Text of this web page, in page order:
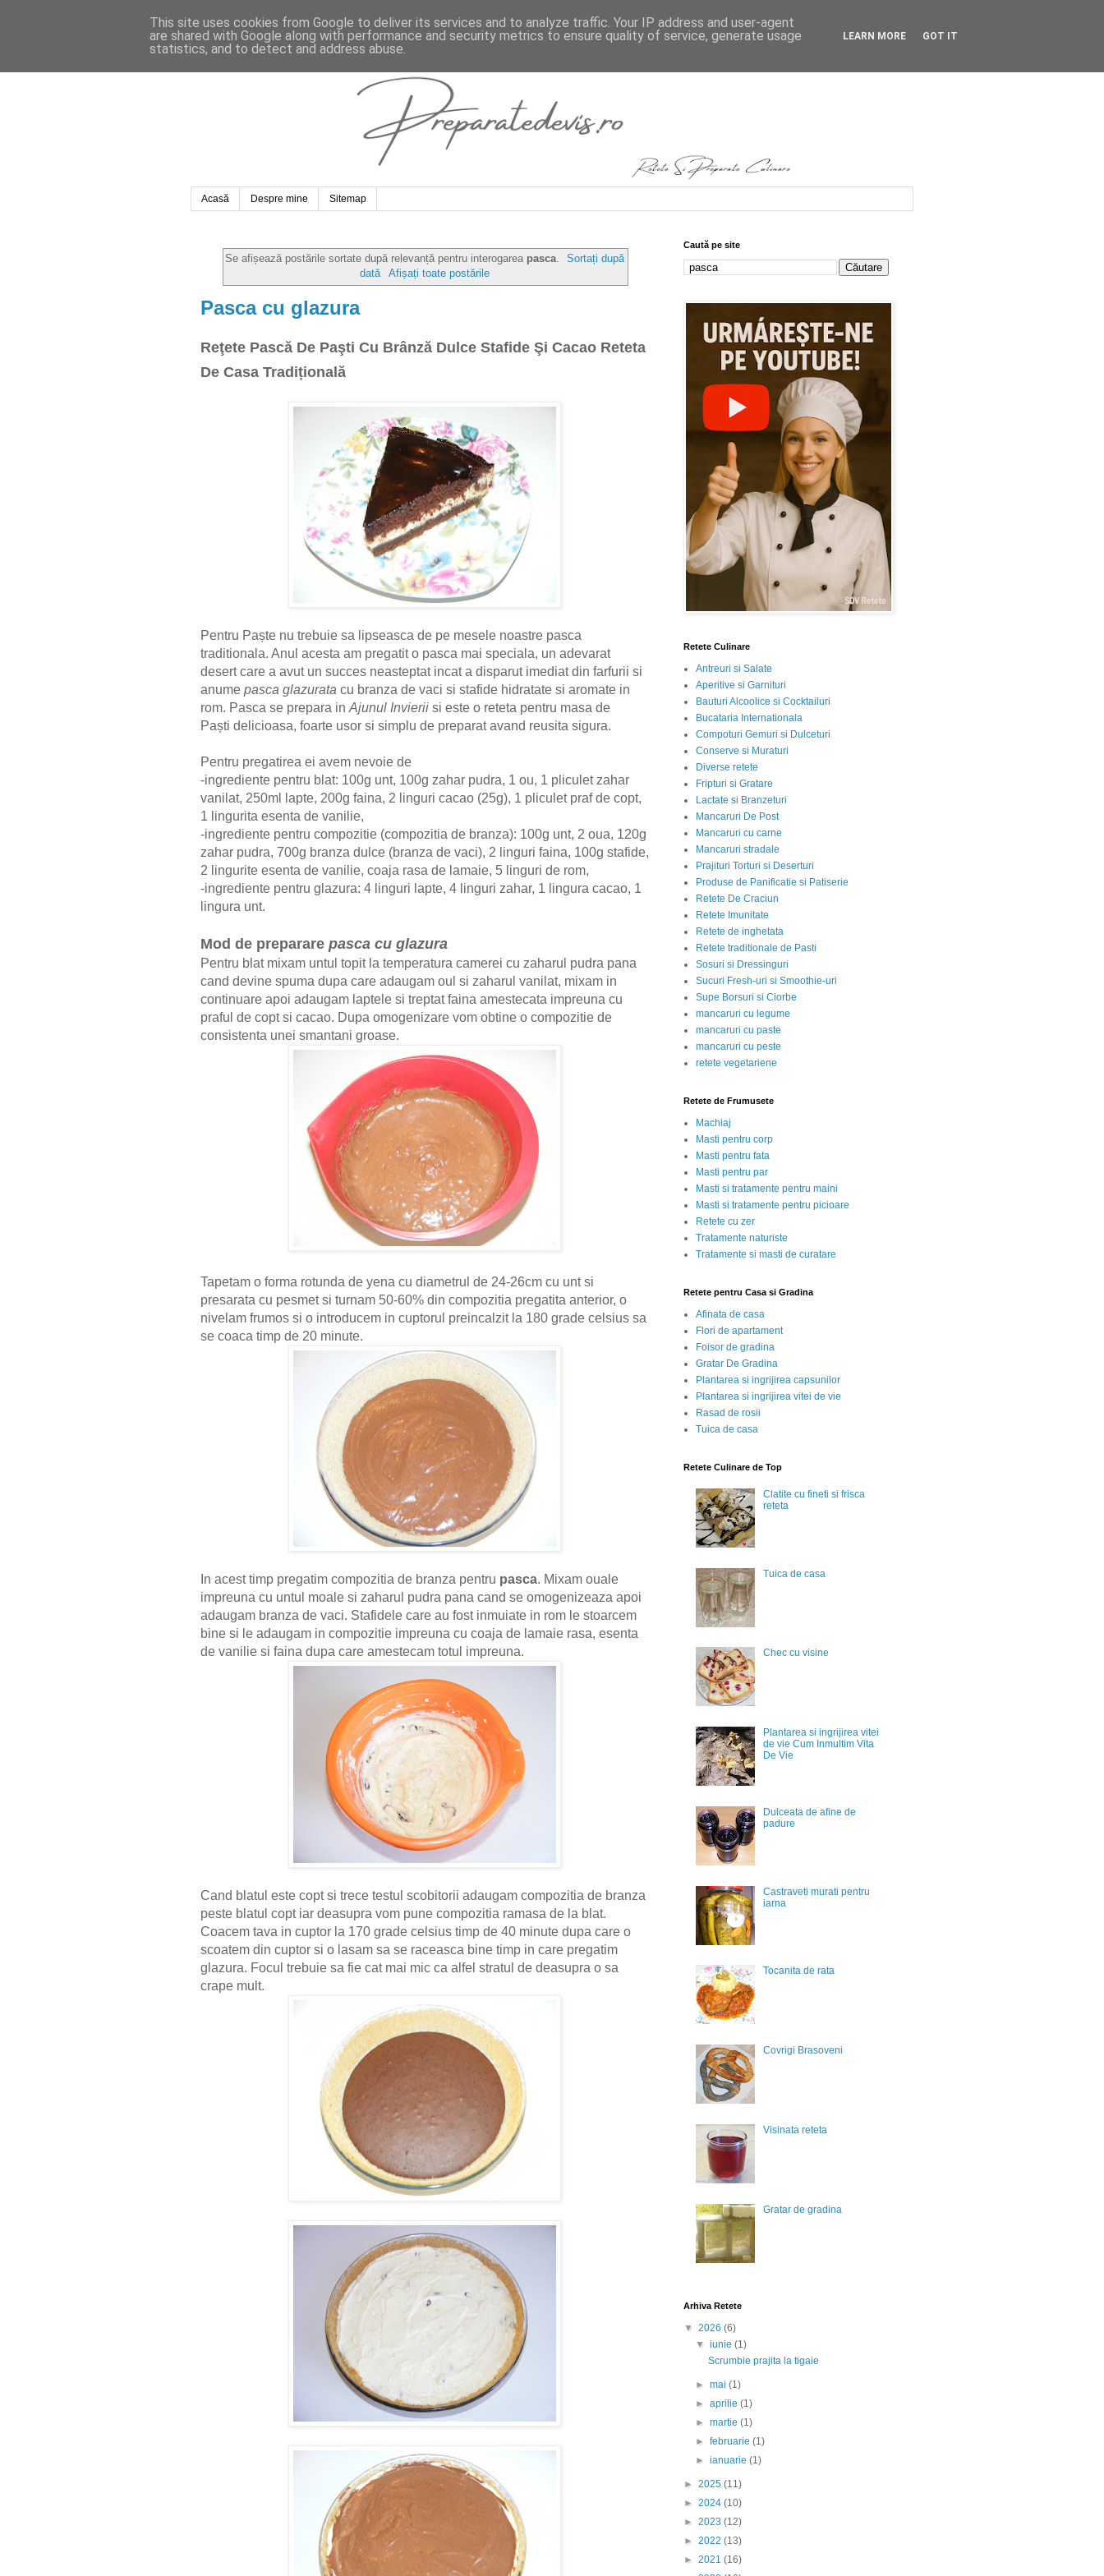
Acasă Despre mine Sitemap
Se afișează postările sortate după relevanță pentru interogarea pasca.
Sortați după
dată
Afișați toate postările
Pasca cu glazura
Reţete Pască De Paşti Cu Brânză Dulce Stafide Şi Cacao Reteta
De Casa Tradițională
Pentru Paște nu trebuie sa lipseasca de pe mesele noastre pasca
traditionala. Anul acesta am pregatit o pasca mai speciala, un adevarat
desert care a avut un succes neasteptat incat a disparut imediat din farfurii si
anume pasca glazurata cu branza de vaci si stafide hidratate si aromate in
rom. Pasca se prepara inAjunul Invierii si este o reteta pentru masa de
Paști delicioasa, foarte usor si simplu de preparat avand reusita sigura.
Pentru pregatirea ei avem nevoie de
-ingrediente pentru blat: 100g unt, 100g zahar pudra, 1 ou, 1 pliculet zahar
vanilat, 250ml lapte, 200g faina, 2 linguri cacao (25g), 1 pliculet praf de copt,
1 lingurita esenta de vanilie,
-ingrediente pentru compozitie (compozitia de branza): 100g unt, 2 oua, 120g
zahar pudra, 700g branza dulce (branza de vaci), 2 linguri faina, 100g stafide,
2 lingurite esenta de vanilie, coaja rasa de lamaie, 5 linguri de rom,
-ingrediente pentru glazura: 4 linguri lapte, 4 linguri zahar, 1 lingura cacao, 1
lingura unt.
Mod de preparare pasca cu glazura
Pentru blat mixam untul topit la temperatura camerei cu zaharul pudra pana
cand devine spuma dupa care adaugam oul si zaharul vanilat, mixam in
continuare apoi adaugam laptele si treptat faina amestecata impreuna cu
praful de copt si cacao. Dupa omogenizare vom obtine o compozitie de
consistenta unei smantani groase.
Tapetam o forma rotunda de yena cu diametrul de 24-26cm cu unt si
presarata cu pesmet si turnam 50-60% din compozitia pregatita anterior, o
nivelam frumos si o introducem in cuptorul preincalzit la 180 grade celsius sa
se coaca timp de 20 minute.
In acest timp pregatim compozitia de branza pentru pasca. Mixam ouale
impreuna cu untul moale si zaharul pudra pana cand se omogenizeaza apoi
adaugam branza de vaci. Stafidele care au fost inmuiate in rom le stoarcem
bine si le adaugam in compozitie impreuna cu coaja de lamaie rasa, esenta
de vanilie si faina dupa care amestecam totul impreuna.
Cand blatul este copt si trece testul scobitorii adaugam compozitia de branza
peste blatul copt iar deasupra vom pune compozitia ramasa de la blat.
Coacem tava in cuptor la 170 grade celsius timp de 40 minute dupa care o
scoatem din cuptor si o lasam sa se raceasca bine timp in care pregatim
glazura. Focul trebuie sa fie cat mai mic ca alfel stratul de deasupra o sa
crape mult.
Caută pe site
Retete Culinare
Antreuri si Salate
Aperitive si Garnituri
Bauturi Alcoolice si Cocktailuri
Bucataria Internationala
Compoturi Gemuri si Dulceturi
Conserve si Muraturi
Diverse retete
Fripturi si Gratare
Lactate si Branzeturi
Mancaruri De Post
Mancaruri cu carne
Mancaruri stradale
Prajituri Torturi si Deserturi
Produse de Panificatie si Patiserie
Retete De Craciun
Retete Imunitate
Retete de inghetata
Retete traditionale de Pasti
Sosuri si Dressinguri
Sucuri Fresh-uri si Smoothie-uri
Supe Borsuri si Ciorbe
mancaruri cu legume
mancaruri cu paste
mancaruri cu peste
retete vegetariene
Retete de Frumusete
Machiaj
Masti pentru corp
Masti pentru fata
Masti pentru par
Masti si tratamente pentru maini
Masti si tratamente pentru picioare
Retete cu zer
Tratamente naturiste
Tratamente si masti de curatare
Retete pentru Casa si Gradina
Afinata de casa
Flori de apartament
Foisor de gradina
Gratar De Gradina
Plantarea si ingrijirea capsunilor
Plantarea si ingrijirea vitei de vie
Rasad de rosii
Tuica de casa
Retete Culinare de Top
Clatite cu fineti si frisca
reteta
Tuica de casa
Chec cu visine
Plantarea si ingrijirea vitei
de vie Cum Inmultim Vita
De Vie
Dulceata de afine de
padure
Castraveti murati pentru
iarna
Tocanita de rata
Covrigi Brasoveni
Visinata reteta
Gratar de gradina
Arhiva Retete
▼ 2026 (6)
▼iunie(1)
Scrumbie prajita la tigaie
►mai(1)
►aprilie(1)
►martie(1)
►februarie(1)
►ianuarie(1)
► 2025 (11)
► 2024 (10)
► 2023 (12)
► 2022 (13)
► 2021 (16)
This site uses cookies from Google to deliver its services and to analyze traffic. Your IP address and user-agent
are shared with Google along with performance and security metrics to ensure quality of service, generate usage
statistics, and to detect and address abuse.
LEARN MORE GOT IT